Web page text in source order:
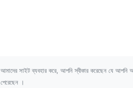
আমাদের সাইট ব্যবহার করে, আপনি স্বীকার করেছেন যে আপনি
পেরেছেন ।